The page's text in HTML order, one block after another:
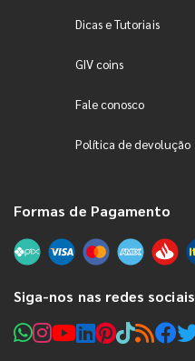
Dicas e Tutoriais
GIV coins
Fale conosco
Política de devolução
Formas de Pagamento
Siga-nos nas redes sociais